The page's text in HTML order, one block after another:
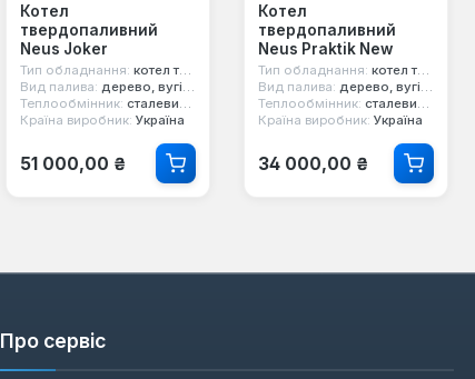
Котел
твердопаливний
Neus Joker
Тип обладнання: котел твердопаливний
Вид палива: дерево, вугілля, брикети, торф
Теплообмінник: сталевий 6 мм
Країна виробник: Україна
Звичайна ціна:
51 000,00 ₴
Котел
твердопаливний
Neus Praktik New
Тип обладнання: котел твердопаливний
Вид палива: дерево, вугілля, брикети, торф
Теплообмінник: сталевий 4 мм
Країна виробник: Україна
Звичайна ціна:
34 000,00 ₴
Про сервіс